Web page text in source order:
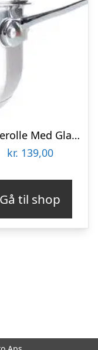
Kasserolle Med Glaslåg 1,8 L
kr. 139,00
Gå til shop